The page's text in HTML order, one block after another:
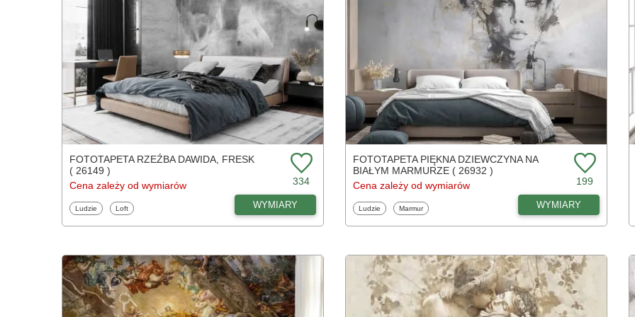
FOTOTAPETA RZEŹBA DAWIDA, FRESK
( 26149 )
Cena zależy od wymiarów
334
Fototapety
Ludzie Fototapety
Loft WYMIARY
FOTOTAPETA PIĘKNA DZIEWCZYNA NA
BIAŁYM MARMURZE ( 26932 )
Cena zależy od wymiarów
199
Fototapety
Ludzie Fototapety
Marmur WYMIARY